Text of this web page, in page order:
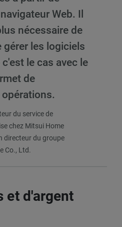
Web. Il
nécessaire de
gérer les logiciels
le cas avec le
de
du service de
chez Mitsui Home
directeur du groupe
Co., Ltd.
et d'argent